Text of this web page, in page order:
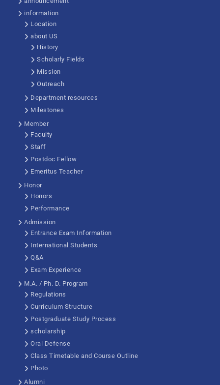
information
Location
about US
History
Scholarly Fields
Mission
Outreach
Department resources
Milestones
Member
Faculty
Staff
Postdoc Fellow
Emeritus Teacher
Honor
Honors
Performance
Admission
Entrance Exam Information
International Students
Q&A
Exam Experience
M.A. / Ph. D. Program
Regulations
Curriculum Structure
Postgraduate Study Process
scholarship
Oral Defense
Class Timetable and Course Outline
Photo
Alumni